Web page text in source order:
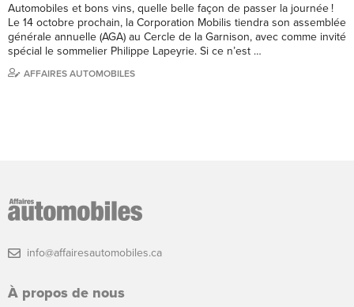
Automobiles et bons vins, quelle belle façon de passer la journée !
Le 14 octobre prochain, la Corporation Mobilis tiendra son assemblée
générale annuelle (AGA) au Cercle de la Garnison, avec comme invité
spécial le sommelier Philippe Lapeyrie. Si ce n’est …
AFFAIRES AUTOMOBILES
info@affairesautomobiles.ca
À propos de nous